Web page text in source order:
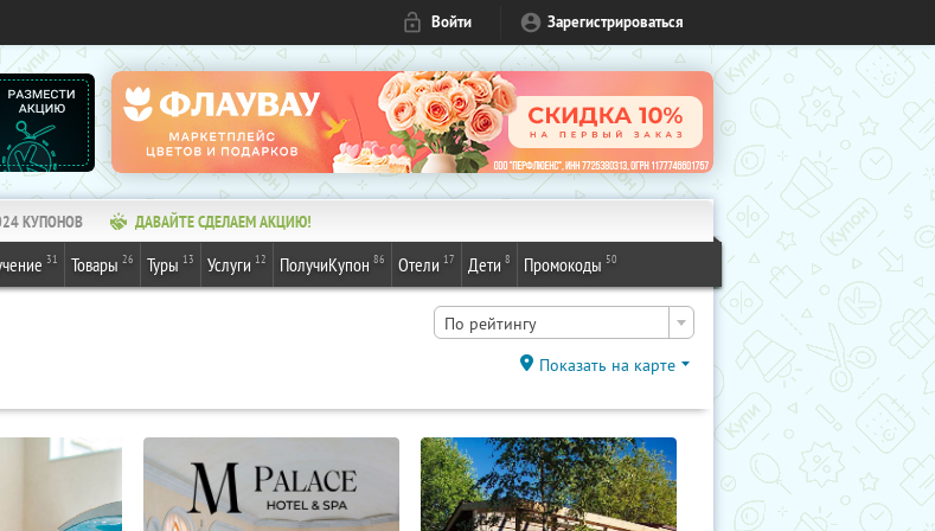
Войти Зарегистрироваться
КУПОНОВ ДАВАЙТЕ СДЕЛАЕМ АКЦИЮ!
31 Товары 26 Туры 13 Услуги 12 ПолучиКупон 86 Отели 17 Дети 8 Промокоды 50
По рейтингу
Показать на карте